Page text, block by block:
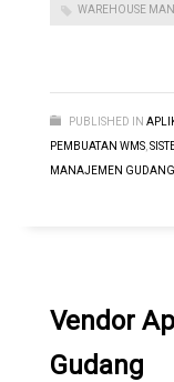
WAREHOUSE
PUBLISHED IN
PEMBUATAN WMS
MANAJEMEN GUDANG
Vendor
Gudang